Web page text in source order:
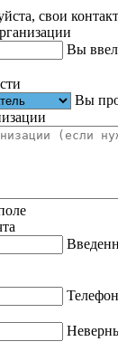
свои
Вы
Вы